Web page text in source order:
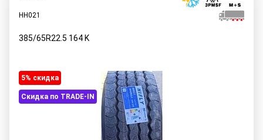
HH021
385/65R22.5 164 K
5% cкидка
Скидка по TRADE-IN